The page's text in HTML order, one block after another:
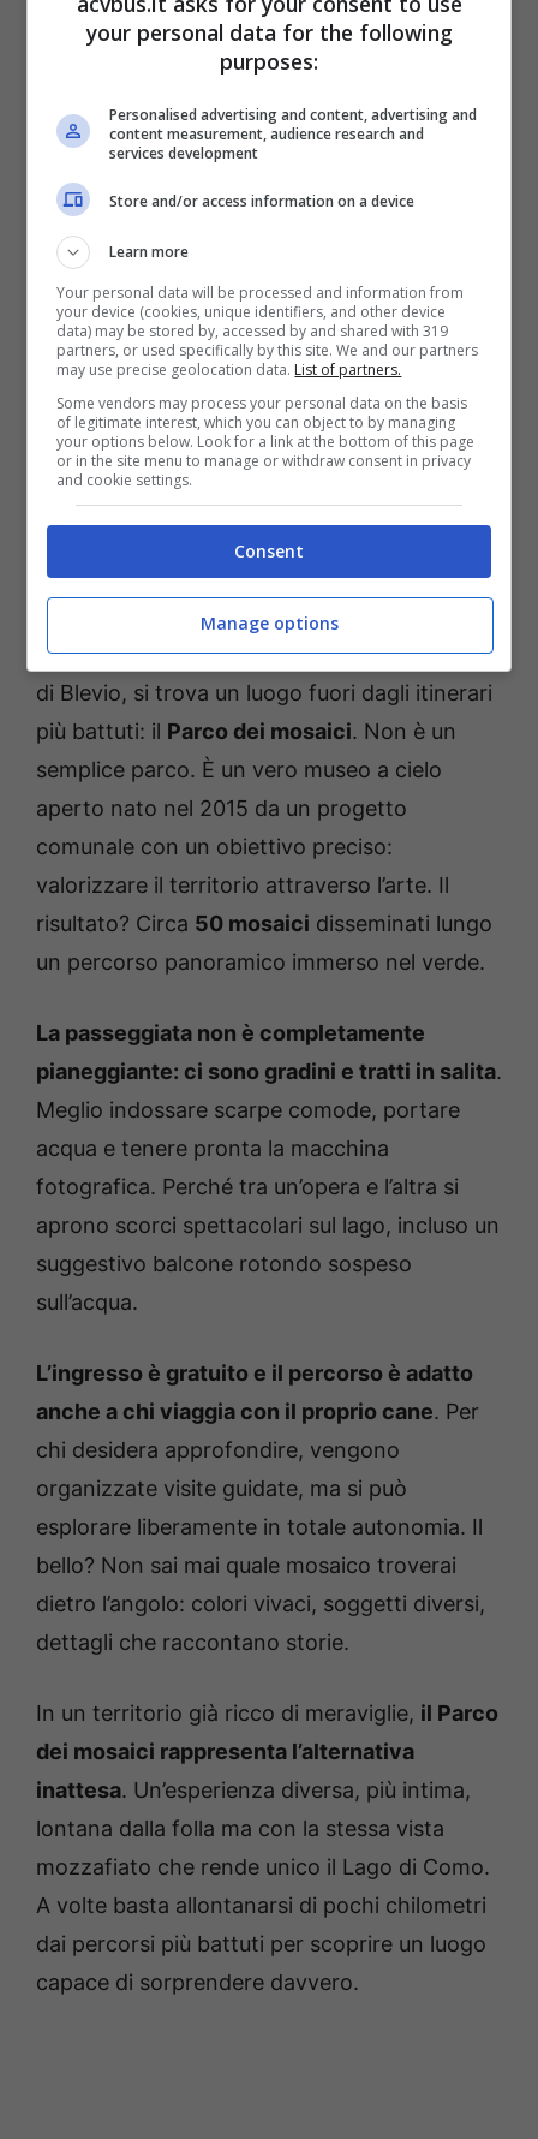
custodiscono autentici capolavori artistici.
Eppure, proprio quando pensi di aver visto
tutto, ecco la deviazione che non ti aspetti.
Tra borghi iconici e panorami da cartolina: dove si trova il
parco dei mosaici, tra bellezza ed arte (Instagram
A soli dieci minuti d’auto da Como, nel borgo
di Blevio, si trova un luogo fuori dagli itinerari
più battuti: il Parco dei mosaici. Non è un
semplice parco. È un vero museo a cielo
aperto nato nel 2015 da un progetto
comunale con un obiettivo preciso:
valorizzare il territorio attraverso l’arte. Il
risultato? Circa 50 mosaici disseminati lungo
un percorso panoramico immerso nel verde.
La passeggiata non è completamente
pianeggiante: ci sono gradini e tratti in salita.
Meglio indossare scarpe comode, portare
acqua e tenere pronta la macchina
fotografica. Perché tra un’opera e l’altra si
aprono scorci spettacolari sul lago, incluso un
suggestivo balcone rotondo sospeso
sull’acqua.
L’ingresso è gratuito e il percorso è adatto
anche a chi viaggia con il proprio cane. Per
chi desidera approfondire, vengono
organizzate visite guidate, ma si può
esplorare liberamente in totale autonomia. Il
bello? Non sai mai quale mosaico troverai
dietro l’angolo: colori vivaci, soggetti diversi,
dettagli che raccontano storie.
In un territorio già ricco di meraviglie, il Parco
dei mosaici rappresenta l’alternativa
inattesa. Un’esperienza diversa, più intima,
lontana dalla folla ma con la stessa vista
mozzafiato che rende unico il Lago di Como.
A volte basta allontanarsi di pochi chilometri
dai percorsi più battuti per scoprire un luogo
capace di sorprendere davvero.
your personal data for the following
purposes:
Personalised advertising and content, advertising and
content measurement, audience research and
services development
Store and/or access information on a device
Learn more
Your personal data will be processed and information from
your device (cookies, unique identifiers, and other device
data) may be stored by, accessed by and shared with 319
partners, or used specifically by this site. We and our partners
may use precise geolocation data. List of partners.
Some vendors may process your personal data on the basis
of legitimate interest, which you can object to by managing
your options below. Look for a link at the bottom of this page
or in the site menu to manage or withdraw consent in privacy
and cookie settings.
Consent
Manage options